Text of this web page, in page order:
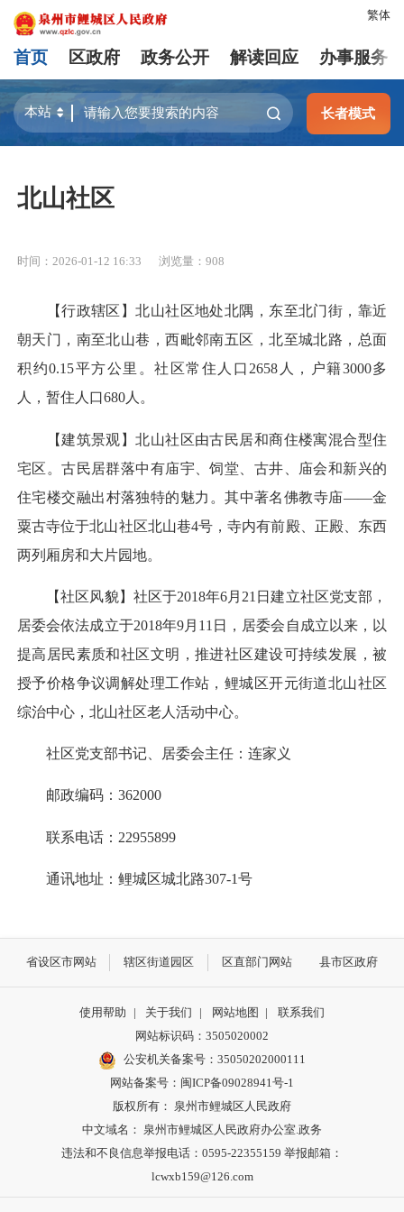
繁体
首页 区政府 政务公开 解读回应 办事服务
长者模式
北山社区
时间：2026-01-12 16:33 浏览量： 908
【行政辖区】北山社区地处北隅，东至北门街，靠近
朝天门，南至北山巷，西毗邻南五区，北至城北路，总面
积约0.15平方公里。社区常住人口2658人，户籍3000多
人，暂住人口680人。
【建筑景观】北山社区由古民居和商住楼寓混合型住
宅区。古民居群落中有庙宇、饲堂、古井、庙会和新兴的
住宅楼交融出村落独特的魅力。其中著名佛教寺庙——金
粟古寺位于北山社区北山巷4号，寺内有前殿、正殿、东西
两列厢房和大片园地。
【社区风貌】社区于2018年6月21日建立社区党支部，
居委会依法成立于2018年9月11日，居委会自成立以来，以
提高居民素质和社区文明，推进社区建设可持续发展，被
授予价格争议调解处理工作站，鲤城区开元街道北山社区
综治中心，北山社区老人活动中心。
社区党支部书记、居委会主任：连家义
邮政编码：362000
联系电话：22955899
通讯地址：鲤城区城北路307-1号
省设区市网站 辖区街道园区 区直部门网站 县市区政府
使用帮助 | 关于我们 | 网站地图 |
联系我们
网站标识码：3505020002
公安机关备案号：35050202000111
网站备案号：闽ICP备09028941号-1
版权所有： 泉州市鲤城区人民政府
中文域名： 泉州市鲤城区人民政府办公室.政务
违法和不良信息举报电话：0595-22355159 举报邮箱：
lcwxb159@126.com